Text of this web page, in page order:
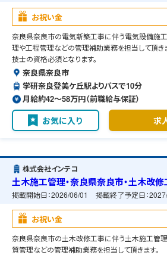
お祝い金
奈良県奈良市の電気新築工事に伴う電気設備施
理や工程管理などの管理補助業務を担当して頂き
技士の資格必須となります。
奈良県奈良市
学研奈良登美ケ丘駅よりバスで10分
月給約42〜58万円（前職給与保証）
お気に入り 求
株式会社インテコ
土木施工管理・奈良県奈良市・土木改
掲載開始日：2026/06/01 掲載終了予定日：
お祝い金
奈良県奈良市の土木改修工事に伴う土木施工管
質管理などの管理補助業務を担当して頂きます。